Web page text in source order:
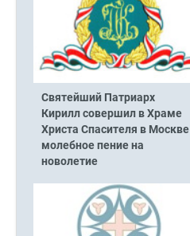
Святейший Патриарх
Кирилл совершил в Храме
Христа Спасителя в Москве
молебное пение на
новолетие